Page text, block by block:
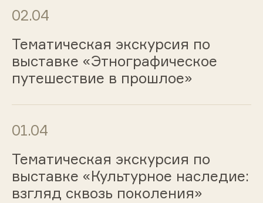
02.04
Тематическая экскурсия по
выставке «Этнографическое
путешествие в прошлое»
01.04
Тематическая экскурсия по
выставке «Культурное наследие:
взгляд сквозь поколения»